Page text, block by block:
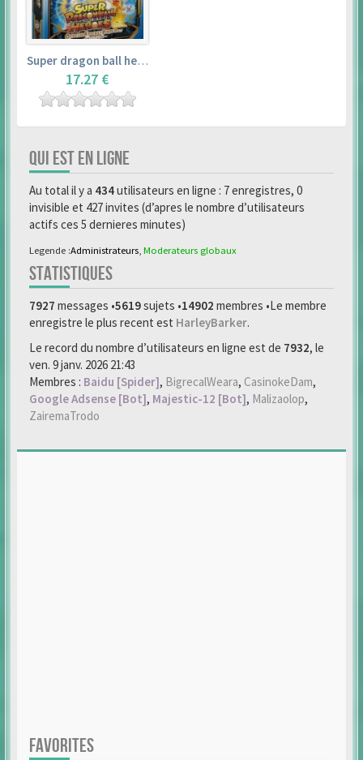
Super dragon ball heroes : official 4 pocket binder set
17.27 €
QUI EST EN LIGNE
Au total il y a 434utilisateurs en ligne : 7 enregistres, 0
invisible et 427 invites (d’apres le nombre d’utilisateurs
actifs ces 5 dernieres minutes)
Legende :Administrateurs Moderateurs globaux
STATISTIQUES
7927 messages •5619sujets •14902 membres •Le membre
enregistre le plus recent est HarleyBarker.
Le record du nombre d’utilisateurs en ligne est de 7932, le
ven. 9 janv. 2026 21:43
Membres : Baidu [Spider], BigrecalWeara, CasinokeDam,
Google Adsense [Bot], Majestic-12 [Bot], Malizaolop,
ZairemaTrodo
FAVORITES